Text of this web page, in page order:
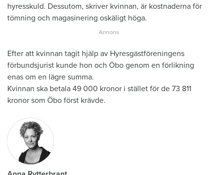
hyresskuld. Dessutom, skriver kvinnan, är kostnaderna för
tömning och magasinering oskäligt höga.
Efter att kvinnan tagit hjälp av Hyresgästföreningens
förbundsjurist kunde hon och Öbo genom en förlikning
enas om en lägre summa.
Kvinnan ska betala 49 000 kronor i stället för de 73 811
kronor som Öbo först krävde.